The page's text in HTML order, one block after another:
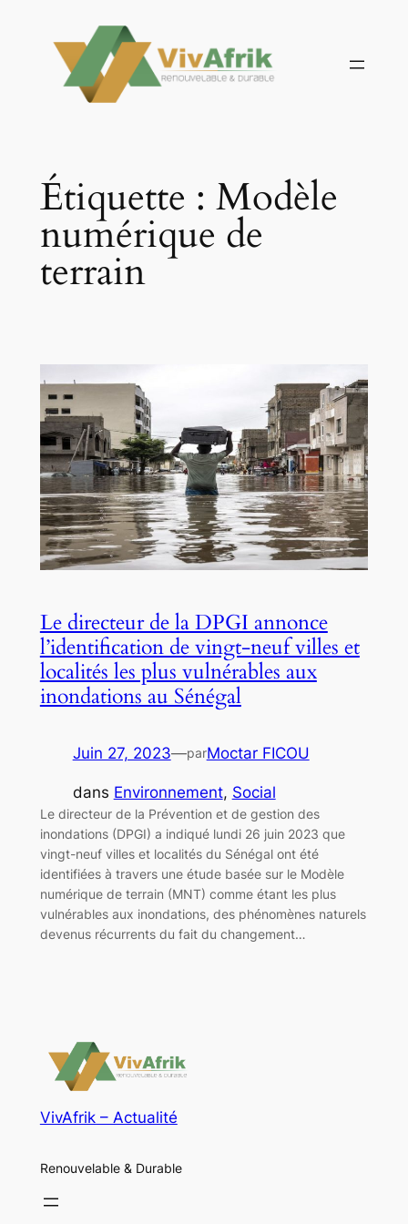
contenu
Étiquette : Modèle
numérique de
terrain
Le directeur de la DPGI annonce
l’identification de vingt-neuf villes et
localités les plus vulnérables aux
inondations au Sénégal
Juin 27, 2023—parMoctar FICOU
dans Environnement, Social
Le directeur de la Prévention et de gestion des
inondations (DPGI) a indiqué lundi 26 juin 2023 que
vingt-neuf villes et localités du Sénégal ont été
identifiées à travers une étude basée sur le Modèle
numérique de terrain (MNT) comme étant les plus
vulnérables aux inondations, des phénomènes naturels
devenus récurrents du fait du changement…
VivAfrik – Actualité
Renouvelable & Durable